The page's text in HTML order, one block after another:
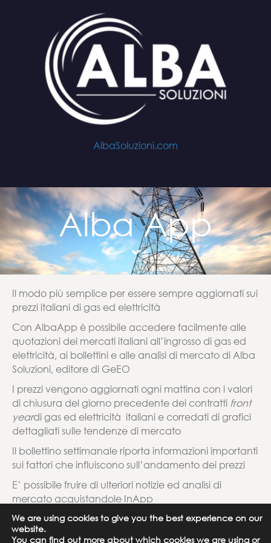
AlbaSoluzioni.com
Alba App
Il modo più semplice per essere sempre aggiornati sui
prezzi italiani di gas ed elettricità
Con AlbaApp è possibile accedere facilmente alle
quotazioni dei mercati italiani all’ingrosso di gas ed
elettricità, ai bollettini e alle analisi di mercato di Alba
Soluzioni, editore di GeEO
I prezzi vengono aggiornati ogni mattina con i valori
di chiusura del giorno precedente dei contratti front
yeardi gas ed elettricità italiani e corredati di grafici
dettagliati sulle tendenze di mercato
Il bollettino settimanale riporta informazioni importanti
sui fattori che influiscono sull’andamento dei prezzi
E’ possibile fruire di ulteriori notizie ed analisi di
mercato acquistandole InApp
We are using cookies to give you the best experience on our
website.
You can find out more about which cookies we are using or